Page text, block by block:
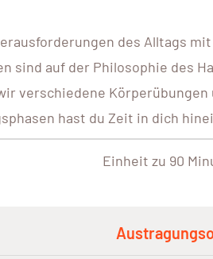
des Alltags
sind auf der Philosophie des
verschiedene
hast du Zeit in dich
Einheit zu 90